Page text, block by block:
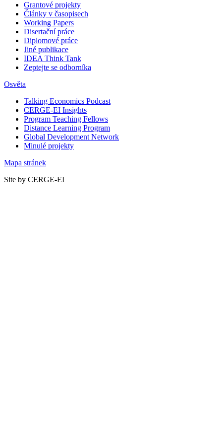
Grantové projekty
Články v časopisech
Working Papers
Disertační práce
Diplomové práce
Jiné publikace
IDEA Think Tank
Zeptejte se odborníka
Osvěta
Talking Economics Podcast
CERGE-EI Insights
Program Teaching Fellows
Distance Learning Program
Global Development Network
Minulé projekty
Mapa stránek
Site by CERGE-EI